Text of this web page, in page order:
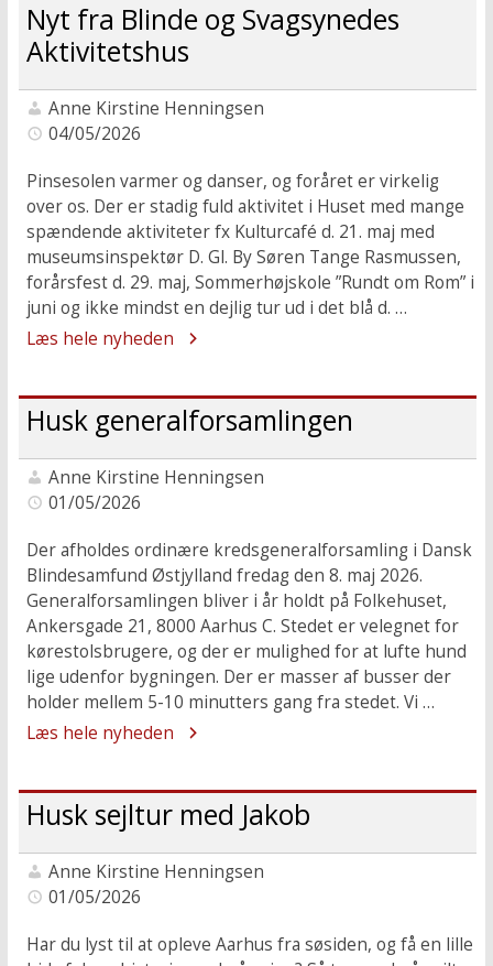
Nyt fra Blinde og Svagsynedes
Aktivitetshus
Anne Kirstine Henningsen
04/05/2026
Pinsesolen varmer og danser, og foråret er virkelig
over os. Der er stadig fuld aktivitet i Huset med mange
spændende aktiviteter fx Kulturcafé d. 21. maj med
museumsinspektør D. Gl. By Søren Tange Rasmussen,
forårsfest d. 29. maj, Sommerhøjskole ”Rundt om Rom” i
juni og ikke mindst en dejlig tur ud i det blå d. …
Læs hele nyheden
Husk generalforsamlingen
Anne Kirstine Henningsen
01/05/2026
Der afholdes ordinære kredsgeneralforsamling i Dansk
Blindesamfund Østjylland fredag den 8. maj 2026.
Generalforsamlingen bliver i år holdt på Folkehuset,
Ankersgade 21, 8000 Aarhus C. Stedet er velegnet for
kørestolsbrugere, og der er mulighed for at lufte hund
lige udenfor bygningen. Der er masser af busser der
holder mellem 5-10 minutters gang fra stedet. Vi …
Læs hele nyheden
Husk sejltur med Jakob
Anne Kirstine Henningsen
01/05/2026
Har du lyst til at opleve Aarhus fra søsiden, og få en lille